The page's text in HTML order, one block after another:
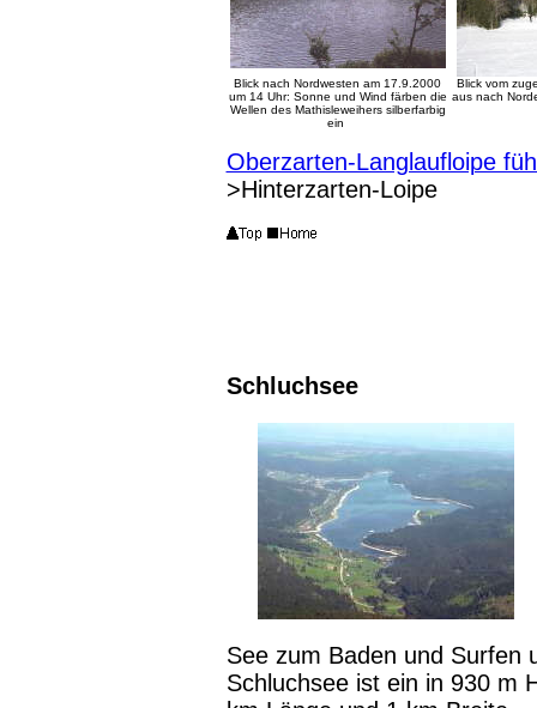
Blick nach Nordwesten am 17.9.2000
um 14 Uhr: Sonne und Wind färben die
Wellen des Mathisleweihers silberfarbig
ein
Blick vom
aus nach
Oberzarten-Langlaufloipe
>Hinterzarten-Loipe
Schluchsee
See zum Baden und Surfen
Schluchsee ist ein in 930 m